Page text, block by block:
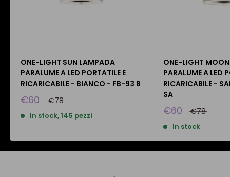
ONE-LIGHT SUN LAMPADA
PARALUME A LED PORTATILE E
RICARICABILE - BIANCO - FB-93 B
€60 €78
In stock, 145 pezzi
ONE-LIGHT
PARALUME A LED
RICARICABILE -
SA
€60 €78
In stock